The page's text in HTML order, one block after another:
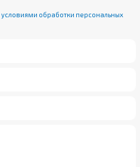
условиями обработки персональных